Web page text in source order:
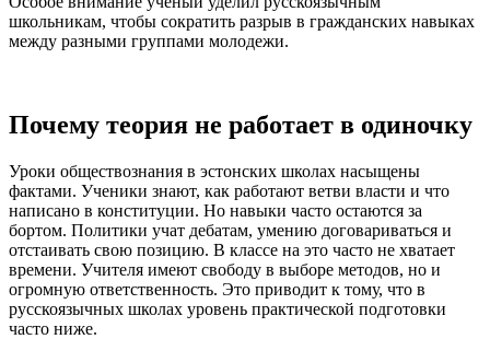
школьникам, чтобы сократить разрыв в гражданских навыках
между разными группами молодежи.
Почему теория не работает в одиночку
Уроки обществознания в эстонских школах насыщены
фактами. Ученики знают, как работают ветви власти и что
написано в конституции. Но навыки часто остаются за
бортом. Политики учат дебатам, умению договариваться и
отстаивать свою позицию. В классе на это часто не хватает
времени. Учителя имеют свободу в выборе методов, но и
огромную ответственность. Это приводит к тому, что в
русскоязычных школах уровень практической подготовки
часто ниже.